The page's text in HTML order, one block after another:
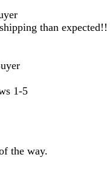
than expected!!
1-5
the way.